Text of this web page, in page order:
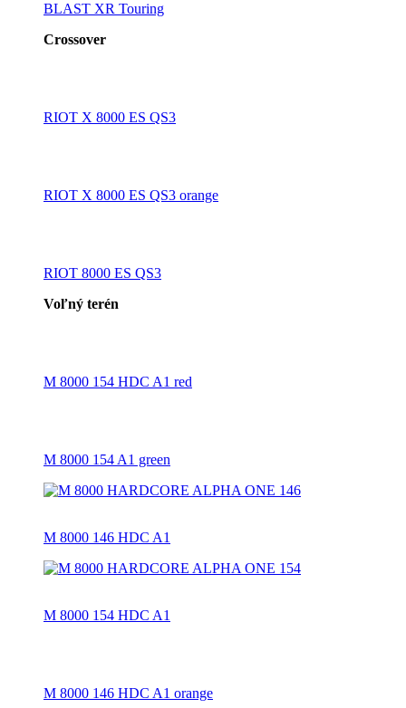
BLAST XR Touring
Crossover
RIOT X 8000 ES QS3
RIOT X 8000 ES QS3 orange
RIOT 8000 ES QS3
Voľný terén
M 8000 154 HDC A1 red
M 8000 154 A1 green
M 8000 146 HDC A1
M 8000 154 HDC A1
M 8000 146 HDC A1 orange